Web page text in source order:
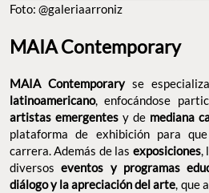
Foto: @galeriaarroniz
MAIA Contemporary
MAIA Contemporaryse
latinoamericano, enfocándose
artistas emergentes y de mediana
plataforma de exhibición para
carrera. Además de las exposiciones,
diversoseventos y programas
diálogo y la apreciación del arte, que